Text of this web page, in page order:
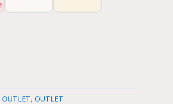
OUTLET, OUTLET